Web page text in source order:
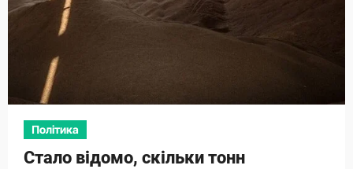
Політика
Стало відомо, скільки тонн